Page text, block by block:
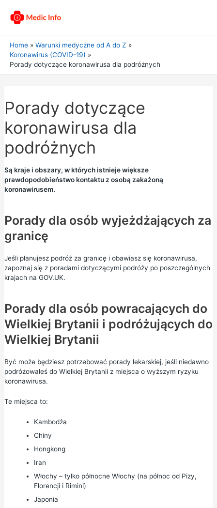
Home
Warunki medyczne od A do Z
Koronawirus (COVID-19)
Porady dotyczące koronawirusa dla podróżnych
Porady dotyczące
koronawirusa dla
podróżnych
Są kraje i obszary, w których istnieje większe
prawdopodobieństwo kontaktu z osobą zakażoną
koronawirusem.
Porady dla osób wyjeżdżających za
granicę
Jeśli planujesz podróż za granicę i obawiasz siękoronawirusa,
zapoznaj się z poradami dotyczącymi podróży po poszczególnych
krajach na GOV.UK.
Porady dla osób powracających do
Wielkiej Brytanii i podróżujących do
Wielkiej Brytanii
Być może będziesz potrzebować porady lekarskiej, jeśli niedawno
podróżowałeś do Wielkiej Brytanii z miejsca o wyższym ryzyku
koronawirusa.
Te miejsca to:
Kambodża
Chiny
Hongkong
Iran
Włochy – tylko północne Włochy (na północ od Pizy,
Florencji i Rimini)
Japonia